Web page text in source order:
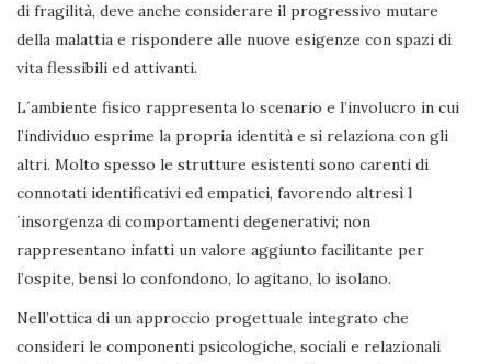
di fragilità, deve anche considerare il progressivo mutare
della malattia e rispondere alle nuove esigenze con spazi di
vita flessibili ed attivanti.
L´ambiente fisico rappresenta lo scenario e l’involucro in cui
l’individuo esprime la propria identità e si relaziona con gli
altri. Molto spesso le strutture esistenti sono carenti di
connotati identificativi ed empatici, favorendo altresì l
´insorgenza di comportamenti degenerativi; non
rappresentano infatti un valore aggiunto facilitante per
l’ospite, bensì lo confondono, lo agitano, lo isolano.
Nell’ottica di un approccio progettuale integrato che
consideri le componenti psicologiche, sociali e relazionali